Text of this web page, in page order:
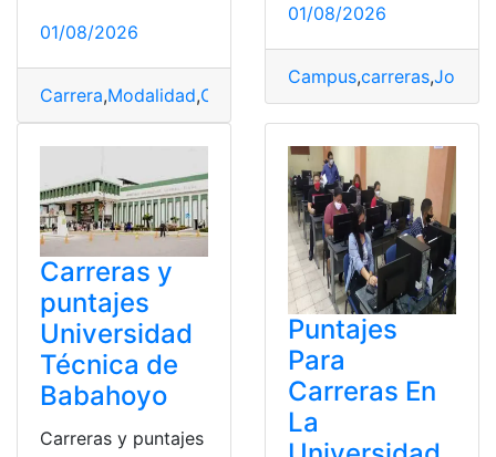
01/08/2026
Carrera,Modalidad,Oferta Universidad
01/08/2026
Campus,carreras,
Carreras y
puntajes
Universidad
Técnica de
Babahoyo
Carreras y puntajes
Puntajes
Para
Carreras En
La